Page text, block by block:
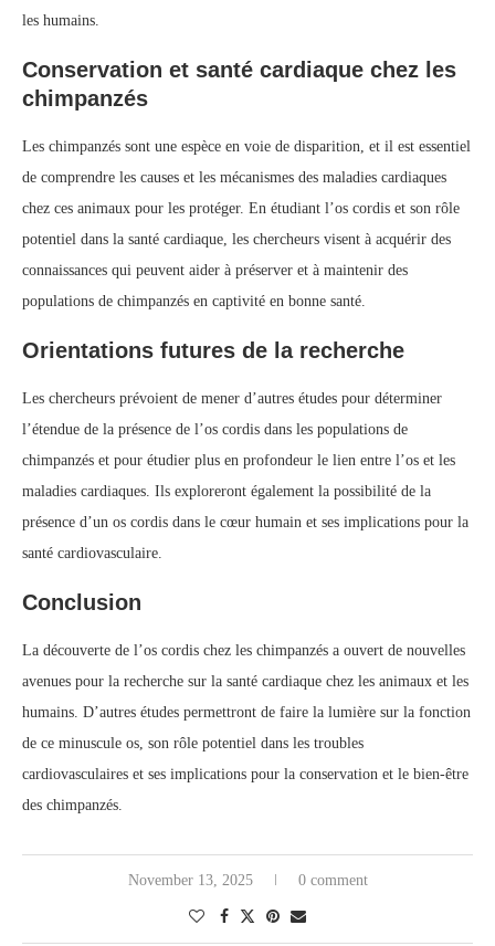
les humains.
Conservation et santé cardiaque chez les
chimpanzés
Les chimpanzés sont une espèce en voie de disparition, et il est essentiel
de comprendre les causes et les mécanismes des maladies cardiaques
chez ces animaux pour les protéger. En étudiant l’os cordis et son rôle
potentiel dans la santé cardiaque, les chercheurs visent à acquérir des
connaissances qui peuvent aider à préserver et à maintenir des
populations de chimpanzés en captivité en bonne santé.
Orientations futures de la recherche
Les chercheurs prévoient de mener d’autres études pour déterminer
l’étendue de la présence de l’os cordis dans les populations de
chimpanzés et pour étudier plus en profondeur le lien entre l’os et les
maladies cardiaques. Ils exploreront également la possibilité de la
présence d’un os cordis dans le cœur humain et ses implications pour la
santé cardiovasculaire.
Conclusion
La découverte de l’os cordis chez les chimpanzés a ouvert de nouvelles
avenues pour la recherche sur la santé cardiaque chez les animaux et les
humains. D’autres études permettront de faire la lumière sur la fonction
de ce minuscule os, son rôle potentiel dans les troubles
cardiovasculaires et ses implications pour la conservation et le bien-être
des chimpanzés.
November 13, 2025 0 comment